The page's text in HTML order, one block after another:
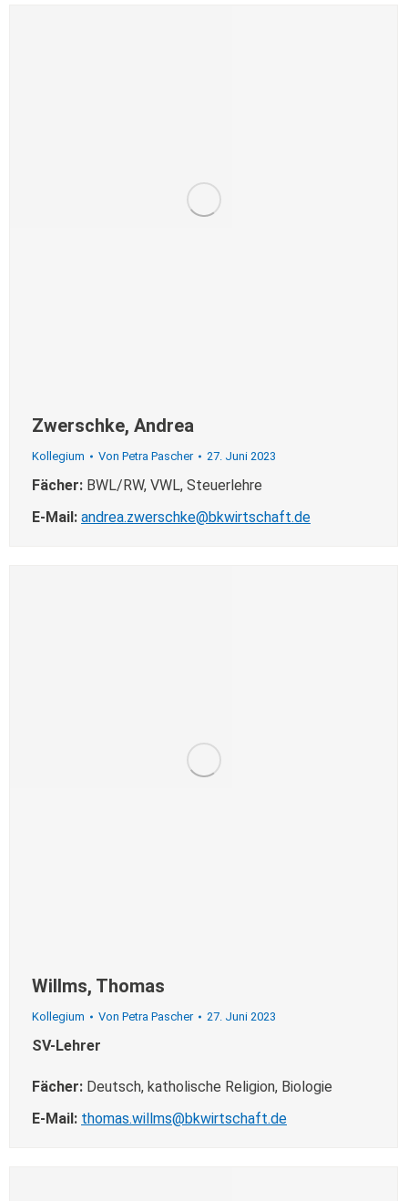
Zwerschke, Andrea
Kollegium Von Petra Pascher 27. Juni 2023
Fächer: BWL/RW, VWL, Steuerlehre
E-Mail: andrea.zwerschke@bkwirtschaft.de
Willms, Thomas
Kollegium Von Petra Pascher 27. Juni 2023
SV-Lehrer
Fächer: Deutsch, katholische Religion, Biologie
E-Mail: thomas.willms@bkwirtschaft.de